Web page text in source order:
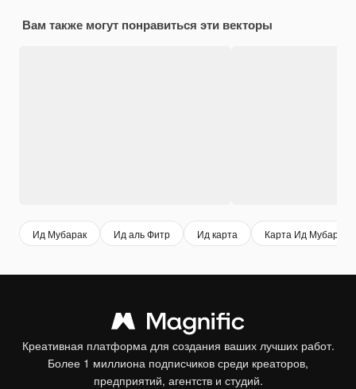
Вам также могут понравиться эти векторы
Ид Мубарак Ид аль Фитр Ид карта Карта Ид Мубарак
Креативная платформа для создания ваших лучших работ.
Более 1 миллиона подписчиков среди креаторов,
предприятий, агентств и студий.